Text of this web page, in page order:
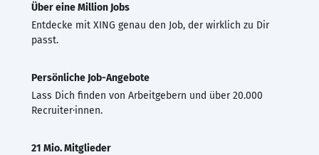
Über eine Million Jobs
Entdecke mit XING genau den Job, der wirklich zu Dir
passt.
Persönliche Job-Angebote
Lass Dich finden von Arbeitgebern und über 20.000
Recruiter·innen.
21 Mio. Mitglieder